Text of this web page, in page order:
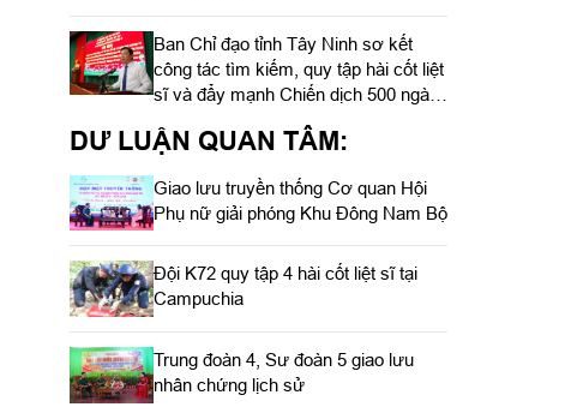
Ban Chỉ đạo tỉnh Tây Ninh sơ kết
công tác tìm kiếm, quy tập hài cốt liệt
sĩ và đẩy mạnh Chiến dịch 500 ngày
DƯ LUẬN QUAN TÂM:
Giao lưu truyền thống Cơ quan Hội
Phụ nữ giải phóng Khu Đông Nam Bộ
Đội K72 quy tập 4 hài cốt liệt sĩ tại
Campuchia
Trung đoàn 4, Sư đoàn 5 giao lưu
nhân chứng lịch sử